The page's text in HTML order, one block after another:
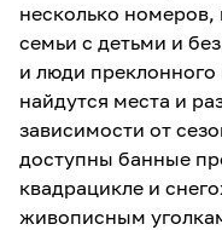
несколько номеров,
семьи с детьми и
и люди преклонного
найдутся места и
зависимости от
доступны банные
квадрацикле и
живописным